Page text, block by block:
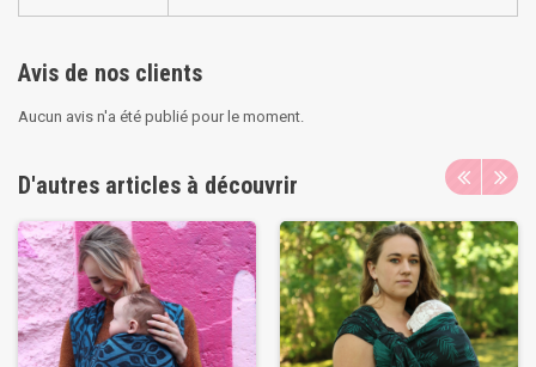
Avis de nos clients
Aucun avis n'a été publié pour le moment.
D'autres articles à découvrir